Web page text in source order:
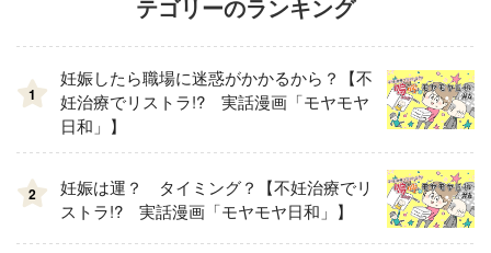
テゴリーのランキング
1
妊娠したら職場に迷惑がかかるから？【不
妊治療でリストラ!? 実話漫画「モヤモヤ
日和」】
2
妊娠は運？ タイミング？【不妊治療でリ
ストラ!? 実話漫画「モヤモヤ日和」】